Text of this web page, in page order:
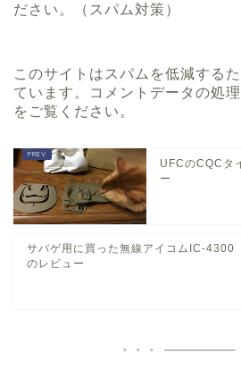
ださい。（スパム対策）
このサイトはスパムを低減する
ています。
コメントデータの処
をご覧ください 。
UFCのCQCタ
ー
サバゲ用に買った無線アイコムIC-4300
のレビュー